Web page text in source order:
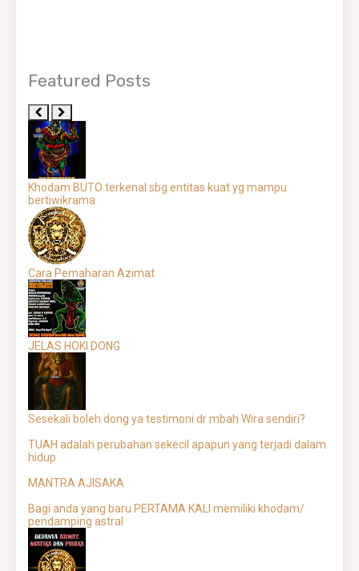
Featured Posts
Khodam BUTO terkenal sbg entitas kuat yg mampu
bertiwikrama
Cara Pemaharan Azimat
JELAS HOKI DONG
Sesekali boleh dong ya testimoni dr mbah Wira sendiri?
TUAH adalah perubahan sekecil apapun yang terjadi dalam
hidup
MANTRA AJISAKA
Bagi anda yang baru PERTAMA KALI memiliki khodam/
pendamping astral